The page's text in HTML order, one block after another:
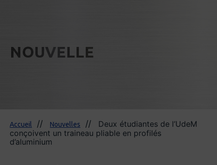
NOUVELLE
Accueil Nouvelles
Deux étudiantes de l’UdeM
conçoivent un traineau pliable en profilés
d’aluminium